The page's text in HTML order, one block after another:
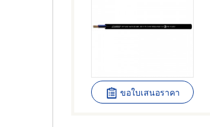
ขอใบเสนอราคา